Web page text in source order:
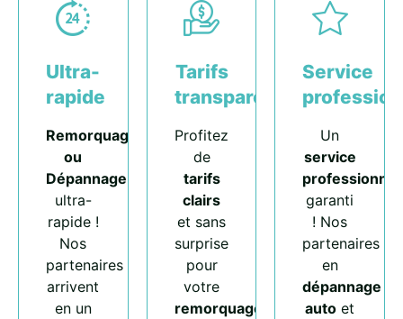
Ultra-
rapide
Remorquage
ou
Dépannage
ultra-
rapide !
Nos
partenaires
arrivent
en un
Tarifs
transparents
Profitez
de
tarifs
clairs
et sans
surprise
pour
votre
remorquage
Service
Un
service
professionnel
garanti
! Nos
partenaires
en
dépannage
auto et